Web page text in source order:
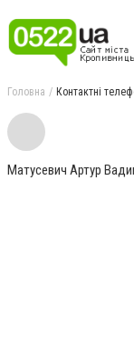
Головна Контактні
Матусевич Артур